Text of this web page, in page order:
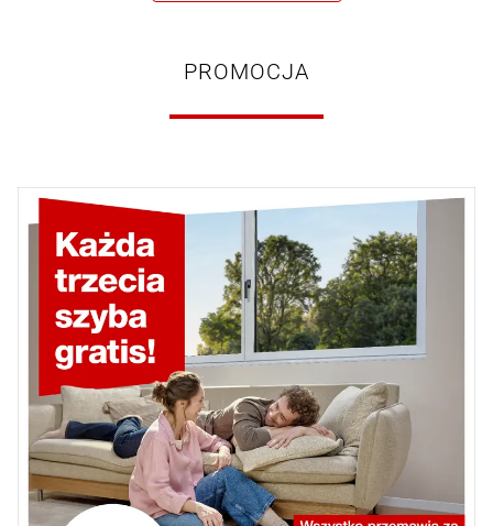
PROMOCJA